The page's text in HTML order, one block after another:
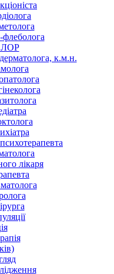
флеболога
ЛОР
к.м.н.
лікаря